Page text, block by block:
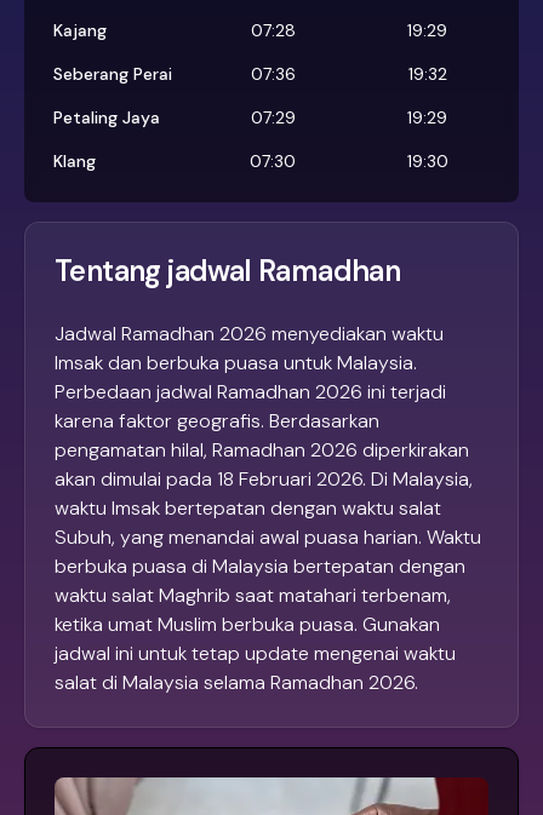
Kajang
07:28
19:29
Seberang Perai
07:36
19:32
Petaling Jaya
07:29
19:29
Klang
07:30 19:30
Tentang jadwal Ramadhan
Jadwal Ramadhan 2026 menyediakan waktu
Imsak dan berbuka puasa untuk Malaysia.
Perbedaan jadwal Ramadhan 2026 ini terjadi
karena faktor geografis. Berdasarkan
pengamatan hilal, Ramadhan 2026 diperkirakan
akan dimulai pada 18 Februari 2026. Di Malaysia,
waktu Imsak bertepatan dengan waktu salat
Subuh, yang menandai awal puasa harian. Waktu
berbuka puasa di Malaysia bertepatan dengan
waktu salat Maghrib saat matahari terbenam,
ketika umat Muslim berbuka puasa. Gunakan
jadwal ini untuk tetap update mengenai waktu
salat di Malaysia selama Ramadhan 2026.